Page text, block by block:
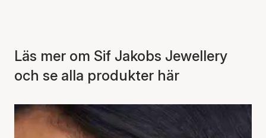
Läs mer om Sif Jakobs Jewellery
och se alla produkter här